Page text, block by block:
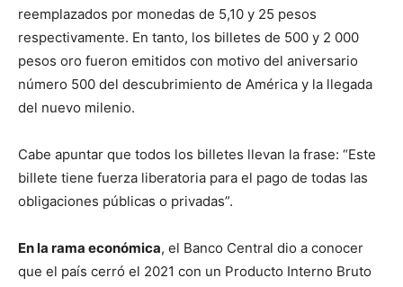
reemplazados por monedas de 5,10 y 25 pesos
respectivamente. En tanto, los billetes de 500 y 2 000
pesos oro fueron emitidos con motivo del aniversario
número 500 del descubrimiento de América y la llegada
del nuevo milenio.
Cabe apuntar que todos los billetes llevan la frase: “Este
billete tiene fuerza liberatoria para el pago de todas las
obligaciones públicas o privadas”.
En la rama económica, el Banco Central dio a conocer
que el país cerró el 2021 con un Producto Interno Bruto